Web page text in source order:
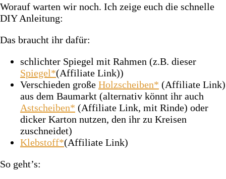
Worauf warten wir noch. Ich zeige euch die schnelle
DIY Anleitung:
Das braucht ihr dafür:
schlichter Spiegel mit Rahmen (z.B. dieser
Spiegel*(Affiliate Link))
Verschieden große Holzscheiben* (Affiliate Link)
aus dem Baumarkt (alternativ könnt ihr auch
Astscheiben* (Affiliate Link, mit Rinde) oder
dicker Karton nutzen, den ihr zu Kreisen
zuschneidet)
Klebstoff*(Affiliate Link)
So geht’s: